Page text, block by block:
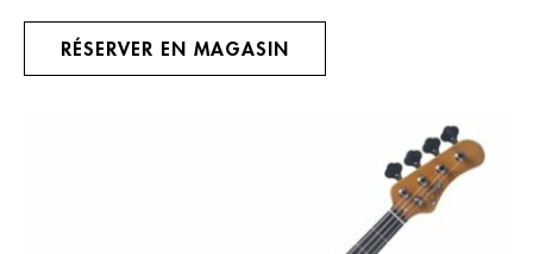
RÉSERVER EN MAGASIN